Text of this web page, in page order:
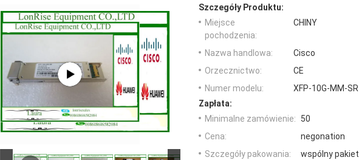
Szczegóły Produktu:
Miejsce
pochodzenia:
CHINY
Nazwa handlowa:
Cisco
Orzecznictwo:
CE
Numer modelu:
XFP-10G-MM-SR
Zapłata:
Minimalne zamówienie:
50
Cena:
negonation
Szczegóły pakowania:
wspólny pakiet